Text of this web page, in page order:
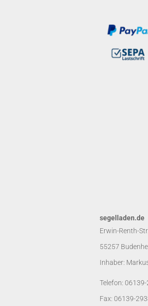
segelladen.de
Erwin-Renth-
55257
Inhaber:
Telefon:
Fax: 06139-